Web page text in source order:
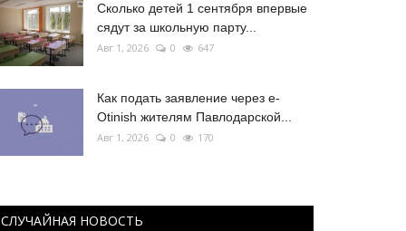
Сколько детей 1 сентября впервые
сядут за школьную парту...
Авг 1, 2026 0 647
Как подать заявление через e-
Otinish жителям Павлодарской...
Авг 1, 2026 0 170
СЛУЧАЙНАЯ НОВОСТЬ